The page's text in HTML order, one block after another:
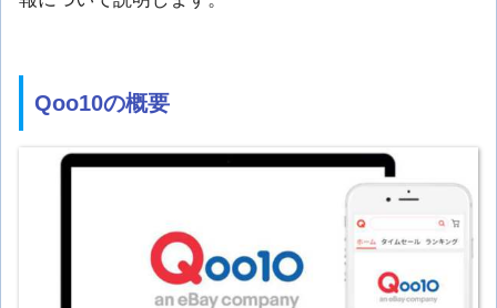
Qoo10の概要